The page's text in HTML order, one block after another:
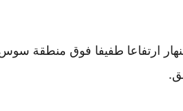
ارتفاعا طفيفا فوق منطقة سوس